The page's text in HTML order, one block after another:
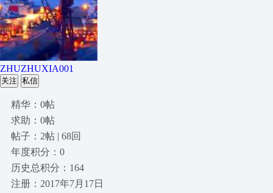
ZHUZHUXIA001
关注 私信
精华：0帖
求助：0帖
帖子：2帖 | 68回
年度积分：0
历史总积分：164
注册：2017年7月17日